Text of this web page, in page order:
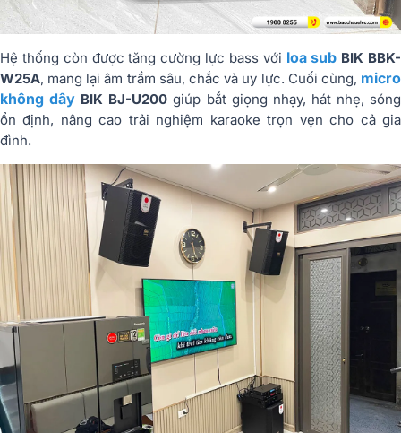
Hệ thống còn được tăng cường lực bass với loa sub BIK BBK-
W25A, mang lại âm trầm sâu, chắc và uy lực. Cuối cùng, micro
không dây BIK BJ-U200 giúp bắt giọng nhạy, hát nhẹ, sóng
ổn định, nâng cao trải nghiệm karaoke trọn vẹn cho cả gia
đình.